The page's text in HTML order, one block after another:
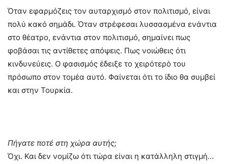
Όταν εφαρμόζεις τον αυταρχισμό στον πολιτισμό, είναι
πολύ κακό σημάδι. Όταν στρέφεσαι λυσσασμένα ενάντια
στο θέατρο, ενάντια στον πολιτισμό, σημαίνει πως
φοβάσαι τις αντίθετες απόψεις. Πως νοιώθεις ότι
κινδυνεύεις. Ο φασισμός έδειξε το χειρότερό του
πρόσωπο στον τομέα αυτό. Φαίνεται ότι το ίδιο θα συμβεί
και στην Τουρκία.
Πήγατε ποτέ στη χώρα αυτής;
Όχι. Και δεν νομίζω ότι τώρα είναι η κατάλληλη στιγμή…